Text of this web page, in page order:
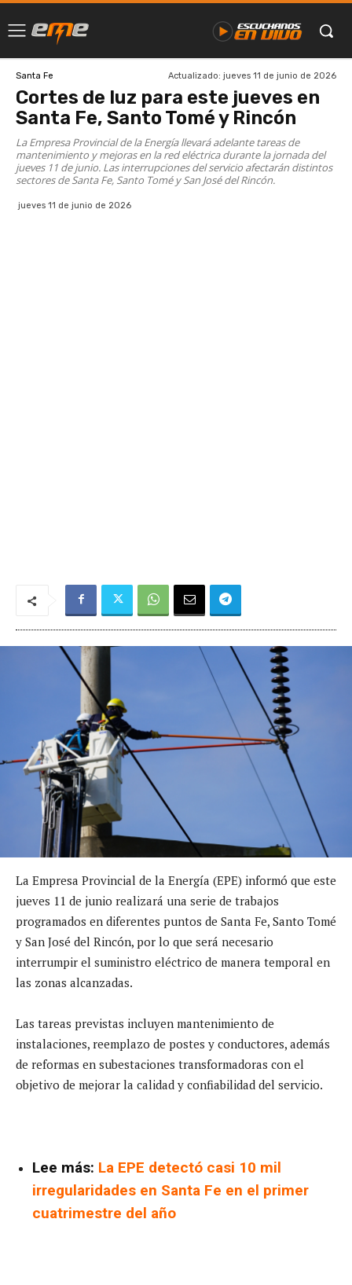
Santa Fe Actualizado: jueves 11 de junio de 2026
Cortes de luz para este jueves en
Santa Fe, Santo Tomé y Rincón
La Empresa Provincial de la Energía llevará adelante tareas de
mantenimiento y mejoras en la red eléctrica durante la jornada del
jueves 11 de junio. Las interrupciones del servicio afectarán distintos
sectores de Santa Fe, Santo Tomé y San José del Rincón.
jueves 11 de junio de 2026
La Empresa Provincial de la Energía (EPE) informó que este
jueves 11 de junio realizará una serie de trabajos
programados en diferentes puntos de Santa Fe, Santo Tomé
y San José del Rincón, por lo que será necesario
interrumpir el suministro eléctrico de manera temporal en
las zonas alcanzadas.
Las tareas previstas incluyen mantenimiento de
instalaciones, reemplazo de postes y conductores, además
de reformas en subestaciones transformadoras con el
objetivo de mejorar la calidad y confiabilidad del servicio.
Lee más: La EPE detectó casi 10 mil
irregularidades en Santa Fe en el primer
cuatrimestre del año